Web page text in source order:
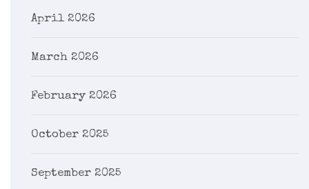
April 2026
March 2026
February 2026
October 2025
September 2025